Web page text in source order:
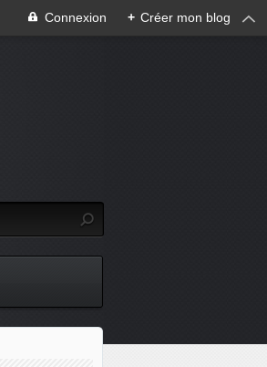
Connexion + Créer mon blog